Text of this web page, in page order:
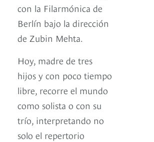
con la Filarmónica de
Berlín bajo la dirección
de Zubin Mehta.
Hoy, madre de tres
hijos y con poco tiempo
libre, recorre el mundo
como solista o con su
trío, interpretando no
solo el repertorio